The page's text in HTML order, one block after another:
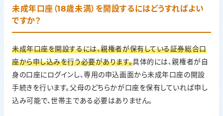
未成年口座（18歳未満）を開設するにはどうすればよい
ですか？
未成年口座を開設するには、親権者が保有している証券総合口
座から申し込みを行う必要があります。具体的には、親権者が自
身の口座にログインし、専用の申込画面から未成年口座の開設
手続きを行います。父母のどちらかが口座を保有していれば申し
込み可能で、世帯主である必要はありません。